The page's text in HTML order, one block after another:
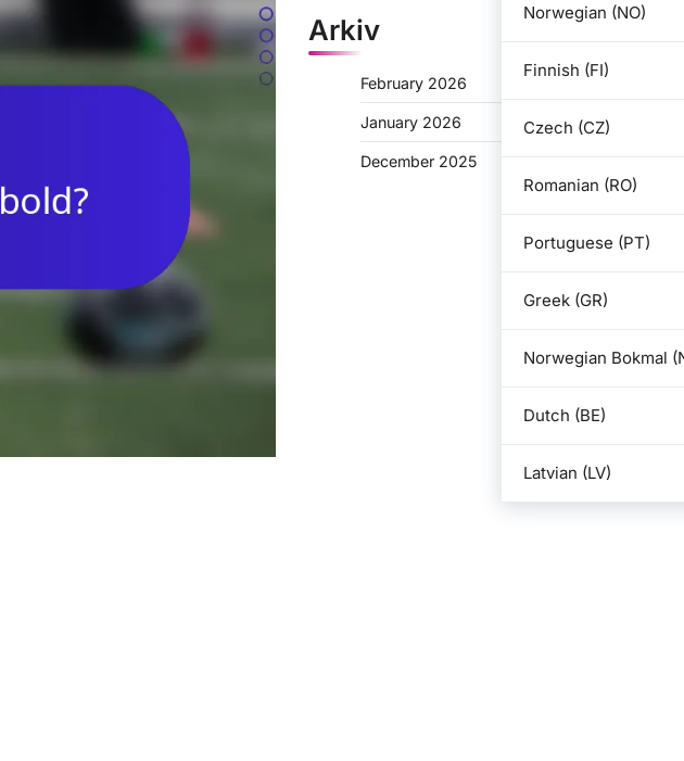
Norwegian (NO)
Finnish (FI)
Czech (CZ)
Romanian (RO)
Portuguese (PT)
Greek (GR)
Norwegian Bokmal
Dutch (BE)
Latvian (LV)
Arkiv
February 2026
January 2026
December 2025